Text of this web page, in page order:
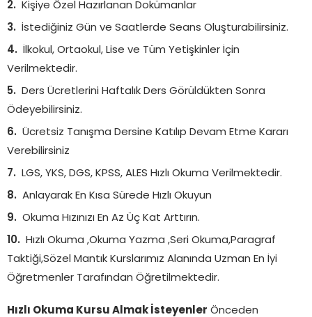
Kişiye Özel Hazırlanan Dokümanlar
İstediğiniz Gün ve Saatlerde Seans Oluşturabilirsiniz.
İlkokul, Ortaokul, Lise ve Tüm Yetişkinler İçin
Verilmektedir.
Ders Ücretlerini Haftalık Ders Görüldükten Sonra
Ödeyebilirsiniz.
Ücretsiz Tanışma Dersine Katılıp Devam Etme Kararı
Verebilirsiniz
LGS, YKS, DGS, KPSS, ALES Hızlı Okuma Verilmektedir.
Anlayarak En Kısa Sürede Hızlı Okuyun
Okuma Hızınızı En Az Üç Kat Arttırın.
Hızlı Okuma ,Okuma Yazma ,Seri Okuma,Paragraf
Taktiği,Sözel Mantık Kurslarımız Alanında Uzman En İyi
Öğretmenler Tarafından Öğretilmektedir.
Hızlı Okuma Kursu Almak İsteyenler Önceden